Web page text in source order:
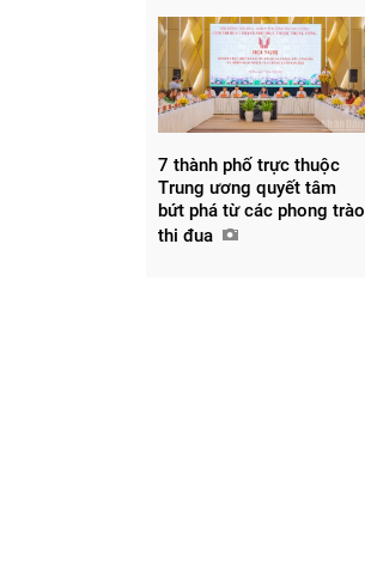
7 thành phố trực thuộc
Trung ương quyết tâm
bứt phá từ các phong trào
thi đua